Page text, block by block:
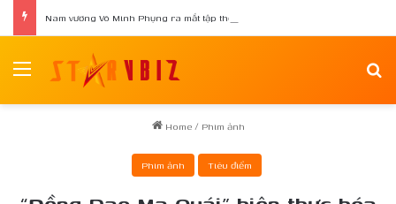
Menu
Home / Phim ảnh
Phim ảnh Tiêu điểm